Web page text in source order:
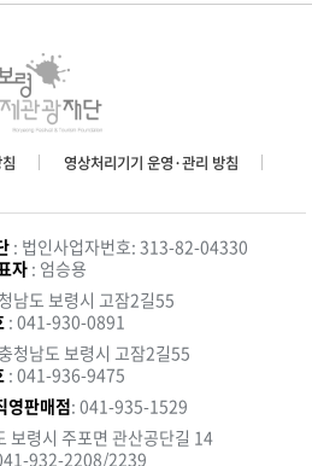
영상처리기기 운영·관리 방침
: 법인사업자번호: 313-82-04330
자: 엄승용
남도 보령시 고잠2길55
: 041-930-0891
청남도 보령시 고잠2길55
: 041-936-9475
영판매점: 041-935-1529
보령시 주포면 관산공단길 14
932-2208/2239